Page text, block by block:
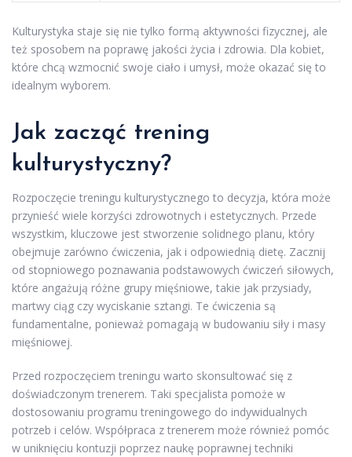
Kulturystyka staje się nie tylko formą aktywności fizycznej, ale
też sposobem na poprawę jakości życia i zdrowia. Dla kobiet,
które chcą wzmocnić swoje ciało i umysł, może okazać się to
idealnym wyborem.
Jak zacząć trening
kulturystyczny?
Rozpoczęcie treningu kulturystycznego to decyzja, która może
przynieść wiele korzyści zdrowotnych i estetycznych. Przede
wszystkim, kluczowe jest stworzenie solidnego planu, który
obejmuje zarówno ćwiczenia, jak i odpowiednią dietę. Zacznij
od stopniowego poznawania podstawowych ćwiczeń siłowych,
które angażują różne grupy mięśniowe, takie jak przysiady,
martwy ciąg czy wyciskanie sztangi. Te ćwiczenia są
fundamentalne, ponieważ pomagają w budowaniu siły i masy
mięśniowej.
Przed rozpoczęciem treningu warto skonsultować się z
doświadczonym trenerem. Taki specjalista pomoże w
dostosowaniu programu treningowego do indywidualnych
potrzeb i celów. Współpraca z trenerem może również pomóc
w uniknięciu kontuzji poprzez naukę poprawnej techniki